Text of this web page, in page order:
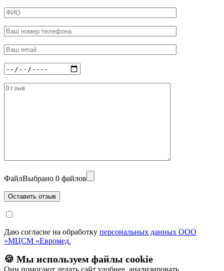
ФайлВыбрано 0 файлов
Даю согласие на обработку персональных данных ООО
«МЦСМ «Евромед.
🍪 Мы используем файлы cookie
Они помогают делать сайт удобнее, анализировать